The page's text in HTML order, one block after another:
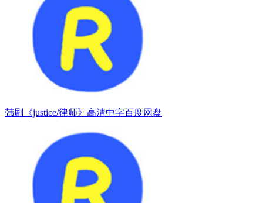
韩剧《justice/律师》高清中字百度网盘